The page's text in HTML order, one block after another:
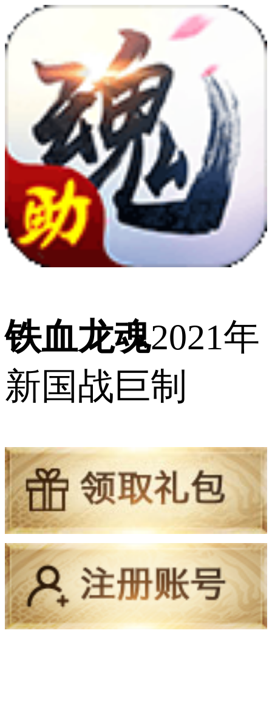
铁血龙魂2021年
新国战巨制